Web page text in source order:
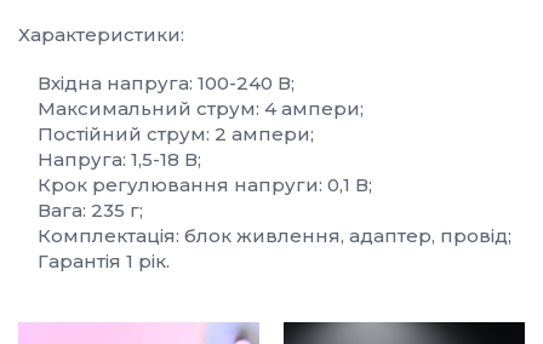
Характеристики:
Вхідна напруга: 100-240 В;
Максимальний струм: 4 ампери;
Постійний струм: 2 ампери;
Напруга: 1,5-18 В;
Крок регулювання напруги: 0,1 В;
Вага: 235 г;
Комплектація: блок живлення, адаптер, провід;
Гарантія 1 рік.